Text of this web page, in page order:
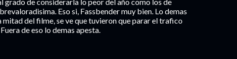
Eso si, Fassbender muy bien. Lo demas
mitad del filme, se ve que tuvieron que parar el trafico
de eso lo demas apesta.